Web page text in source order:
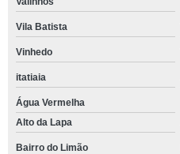
Vila Batista
Vinhedo
itatiaia
Água Vermelha
Alto da Lapa
Bairro do Limão